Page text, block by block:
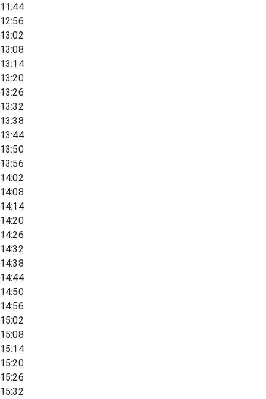
11:44
12:56
13:02
13:08
13:14
13:20
13:26
13:32
13:38
13:44
13:50
13:56
14:02
14:08
14:14
14:20
14:26
14:32
14:38
14:44
14:50
14:56
15:02
15:08
15:14
15:20
15:26
15:32